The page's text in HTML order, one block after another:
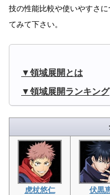
技の性能比較や使いやすさ
てみて下さい。
領域展開とは
領域展開ランキング
虎杖悠仁 伏黒